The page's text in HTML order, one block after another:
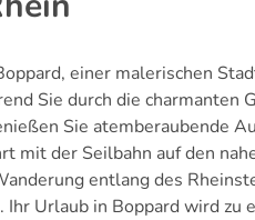
einer malerischen
Sie durch die charmanten
Sie atemberaubende
mit der Seilbahn auf den
entlang des
Urlaub in Boppard wird zu